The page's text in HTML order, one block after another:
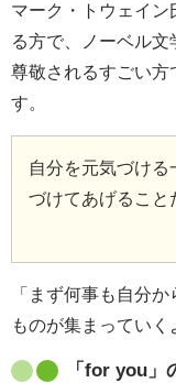
マーク・トウェイ
る方で、ノーベル
尊敬されるすごい方
す。
自分を元気づけ
づけてあげること
「まず何事も自分
ものが集まっていく
「for you」